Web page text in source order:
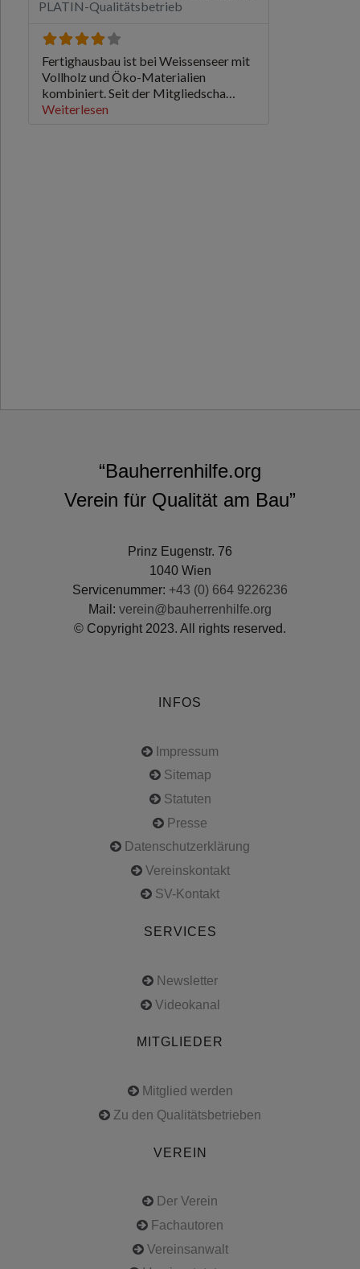
“Bauherrenhilfe.org
Verein für Qualität am Bau”
Prinz Eugenstr. 76
1040 Wien
Servicenummer: +43 (0) 664 9226236
Mail: verein@bauherrenhilfe.org
© Copyright 2023. All rights reserved.
INFOS
Impressum
Sitemap
Statuten
Presse
Datenschutzerklärung
Vereinskontakt
SV-Kontakt
SERVICES
Newsletter
Videokanal
MITGLIEDER
Mitglied werden
Zu den Qualitätsbetrieben
VEREIN
Der Verein
Fachautoren
Vereinsanwalt